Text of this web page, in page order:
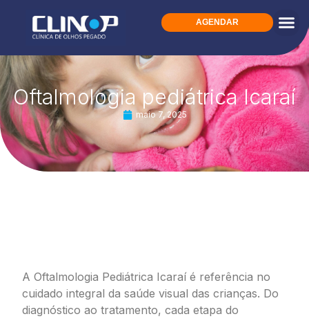
AGENDAR
Oftalmologia pediátrica Icaraí
maio 7, 2025
A Oftalmologia Pediátrica Icaraí é referência no
cuidado integral da saúde visual das crianças. Do
diagnóstico ao tratamento, cada etapa do